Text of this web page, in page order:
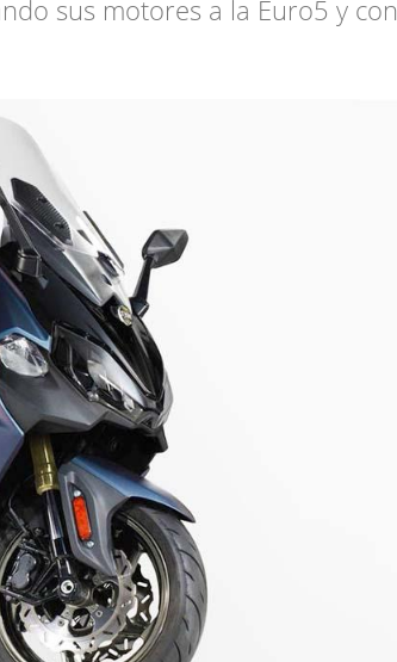
sus motores a la Euro5 y con